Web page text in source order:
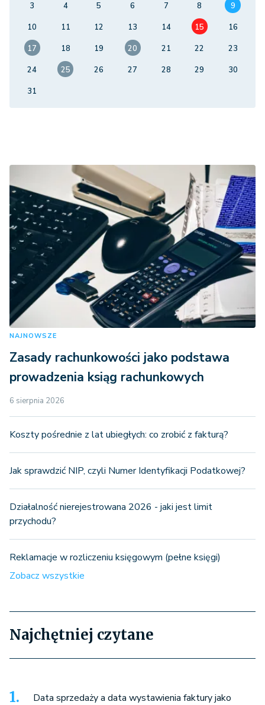
3
4 5 6 7 8
9
10
11 12 13 14 15
16
17
18 19 20 21 22
23
24
25 26 27 28 29
30
31
NAJNOWSZE
Zasady rachunkowości jako podstawa
prowadzenia ksiąg rachunkowych
6 sierpnia 2026
Koszty pośrednie z lat ubiegłych: co zrobić z fakturą?
Jak sprawdzić NIP, czyli Numer Identyfikacji Podatkowej?
Działalność nierejestrowana 2026 - jaki jest limit
przychodu?
Reklamacje w rozliczeniu księgowym (pełne księgi)
Zobacz wszystkie
Najchętniej czytane
Data sprzedaży a data wystawienia faktury jako